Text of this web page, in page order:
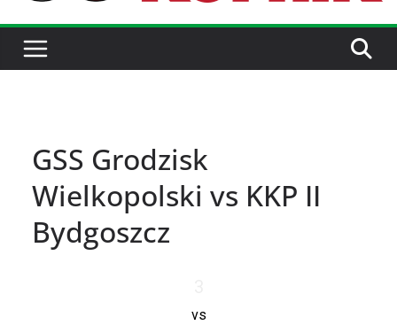
GSS Grodzisk
Wielkopolski vs KKP II
Bydgoszcz
vs